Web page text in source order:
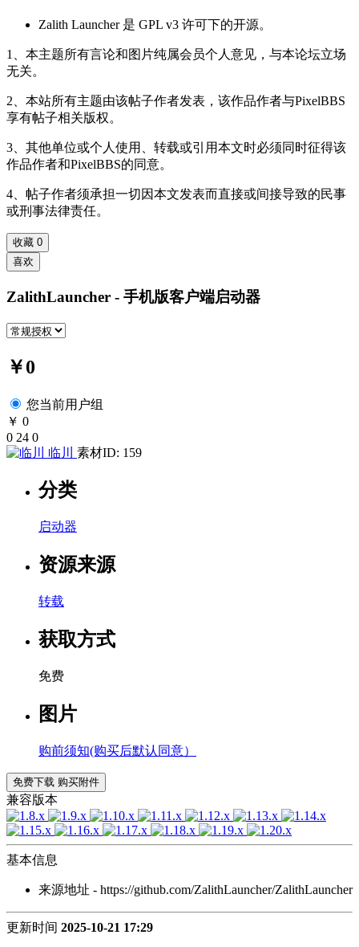
Zalith Launcher 是 GPL v3 许可下的开源。
1、本主题所有言论和图片纯属会员个人意见，与本论坛立场
无关。
2、本站所有主题由该帖子作者发表，该作品作者与PixelBBS
享有帖子相关版权。
3、其他单位或个人使用、转载或引用本文时必须同时征得该
作品作者和PixelBBS的同意。
4、帖子作者须承担一切因本文发表而直接或间接导致的民事
或刑事法律责任。
收藏 0
喜欢
ZalithLauncher - 手机版客户端启动器
￥0
您当前用户组
￥ 0
0 24 0
临川
素材ID: 159
分类
启动器
资源来源
转载
获取方式
免费
图片
购前须知(购买后默认同意）
免费下载 购买附件
兼容版本
基本信息
来源地址 - https://github.com/ZalithLauncher/ZalithLauncher
更新时间 2025-10-21 17:29